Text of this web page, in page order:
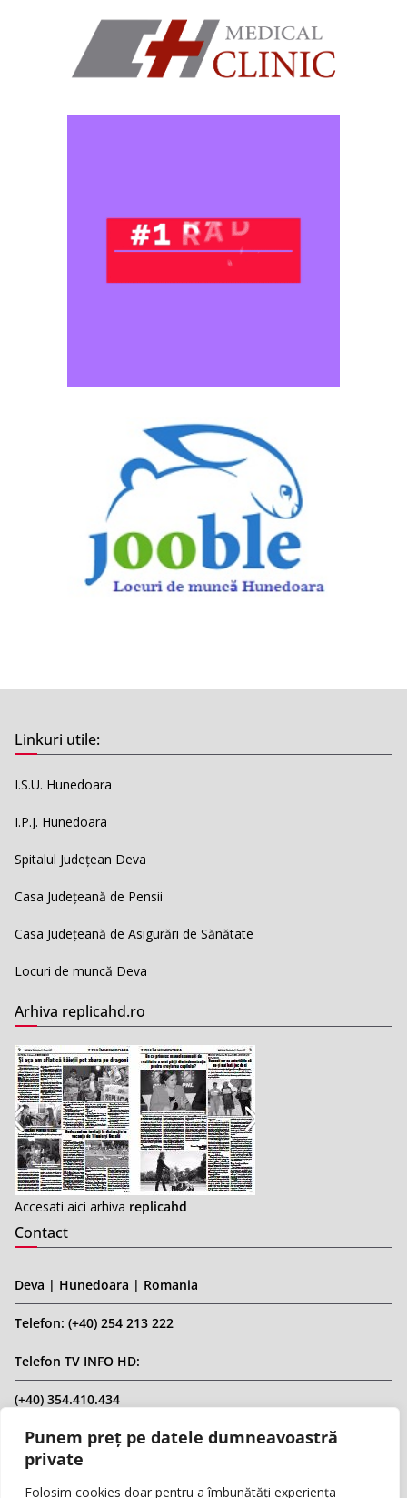
Punem preț pe datele dumneavoastră
private
Folosim cookies doar pentru a îmbunătăți experiența
Linkuri utile:
I.S.U. Hunedoara
I.P.J. Hunedoara
Spitalul Județean Deva
Casa Județeană de Pensii
Casa Județeană de Asigurări de Sănătate
Locuri de muncă Deva
Arhiva replicahd.ro
Accesati aici arhiva replicahd
Contact
Deva | Hunedoara | Romania
Telefon: (+40) 254 213 222
Telefon TV INFO HD:
(+40) 354.410.434
Email: infohd20@gmail.com
Website: www.replicahd.ro